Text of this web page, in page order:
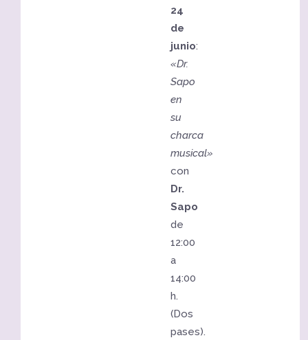
24
de
junio:
«Dr.
Sapo
en
su
charca
musical»
con
Dr.
Sapo
de
12:00
a
14:00
h.
(Dos
pases).